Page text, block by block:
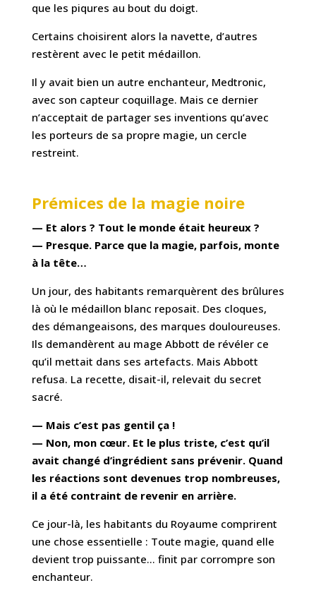
que les piqures au bout du doigt.
Certains choisirent alors la navette, d’autres
restèrent avec le petit médaillon.
Il y avait bien un autre enchanteur, Medtronic,
avec son capteur coquillage. Mais ce dernier
n’acceptait de partager ses inventions qu’avec
les porteurs de sa propre magie, un cercle
restreint.
Prémices de la magie noire
— Et alors ? Tout le monde était heureux ?
— Presque. Parce que la magie, parfois, monte
à la tête…
Un jour, des habitants remarquèrent des brûlures
là où le médaillon blanc reposait. Des cloques,
des démangeaisons, des marques douloureuses.
Ils demandèrent au mage Abbott de révéler ce
qu’il mettait dans ses artefacts. Mais Abbott
refusa. La recette, disait-il, relevait du secret
sacré.
— Mais c’est pas gentil ça !
— Non, mon cœur. Et le plus triste, c’est qu’il
avait changé d’ingrédient sans prévenir. Quand
les réactions sont devenues trop nombreuses,
il a été contraint de revenir en arrière.
Ce jour-là, les habitants du Royaume comprirent
une chose essentielle : Toute magie, quand elle
devient trop puissante… finit par corrompre son
enchanteur.